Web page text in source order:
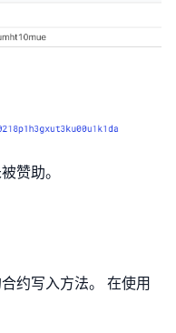
赞助。
约写入方法。 在使用